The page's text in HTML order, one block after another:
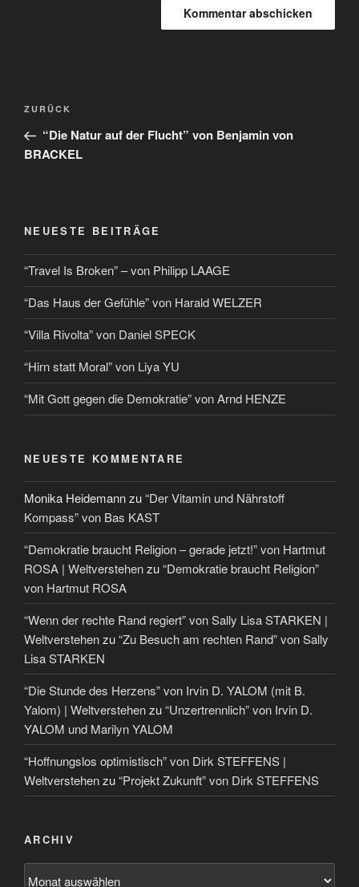
ZURÜCK
“Die Natur auf der Flucht” von Benjamin von
BRACKEL
NEUESTE BEITRÄGE
“Travel Is Broken” – von Philipp LAAGE
“Das Haus der Gefühle” von Harald WELZER
“Villa Rivolta” von Daniel SPECK
“Hirn statt Moral” von Liya YU
“Mit Gott gegen die Demokratie” von Arnd HENZE
NEUESTE KOMMENTARE
Monika Heidemannzu“Der Vitamin und Nährstoff
Kompass” von Bas KAST
“Demokratie braucht Religion – gerade jetzt!” von Hartmut
ROSA | Weltverstehenzu“Demokratie braucht Religion”
von Hartmut ROSA
“Wenn der rechte Rand regiert” von Sally Lisa STARKEN |
Weltverstehenzu“Zu Besuch am rechten Rand” von Sally
Lisa STARKEN
“Die Stunde des Herzens” von Irvin D. YALOM (mit B.
Yalom) | Weltverstehenzu“Unzertrennlich” von Irvin D.
YALOM und Marilyn YALOM
“Hoffnungslos optimistisch” von Dirk STEFFENS |
Weltverstehenzu“Projekt Zukunft” von Dirk STEFFENS
ARCHIV